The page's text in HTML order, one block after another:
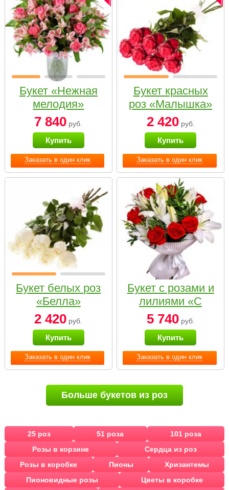
Заказать в один клик
Букет «Нежная
мелодия»
7 840 руб.
Купить
Заказать в один клик
Букет красных
роз «Малышка»
2 420руб.
Купить
Заказать в один клик
Букет белых роз
«Белла»
2 420 руб.
Купить
Заказать в один клик
Букет с розами и
лилиями «С
наилучшими
пожеланиями»
5 740руб.
Купить
Больше букетов из роз
25 роз 51 роза
101 роза
Розы в корзине
Сердца из роз
Розы в коробке
Пионы
Хризантемы
Пионовидные розы
Цветы в коробке